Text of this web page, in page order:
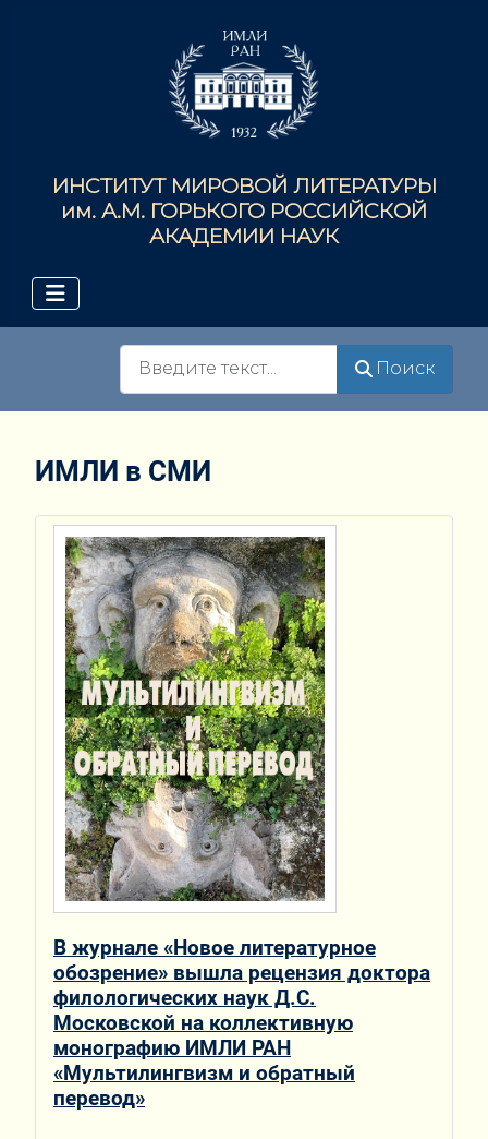
ИНСТИТУТ МИРОВОЙ ЛИТЕРАТУРЫ
им. А.М. ГОРЬКОГО РОССИЙСКОЙ
АКАДЕМИИ НАУК
Поиск
ИМЛИ в СМИ
В журнале «Новое литературное
обозрение» вышла рецензия доктора
филологических наук Д.С.
Московской на коллективную
монографию ИМЛИ РАН
«Мультилингвизм и обратный
перевод»